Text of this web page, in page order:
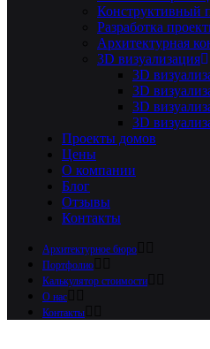
Конструктивный
Разработка
Архитектурная
3D визуализация
3D
3D
3D
3D
Проекты домов
Цены
О компании
Блог
Отзывы
Контакты
Архитектурное бюро
Портфолио
Калькулятор стоимости
О нас
Контакты